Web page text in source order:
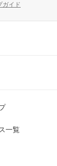
ガイド
一覧